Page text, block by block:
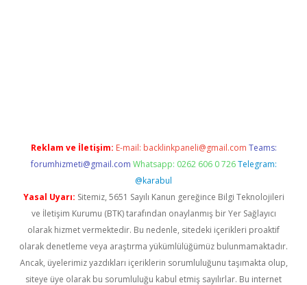
Reklam ve İletişim: E-mail: backlinkpaneli@gmail.com Teams:
forumhizmeti@gmail.com Whatsapp: 0262 606 0 726 Telegram:
@karabul
Yasal Uyarı: Sitemiz, 5651 Sayılı Kanun gereğince Bilgi Teknolojileri
ve İletişim Kurumu (BTK) tarafından onaylanmış bir Yer Sağlayıcı
olarak hizmet vermektedir. Bu nedenle, sitedeki içerikleri proaktif
olarak denetleme veya araştırma yükümlülüğümüz bulunmamaktadır.
Ancak, üyelerimiz yazdıkları içeriklerin sorumluluğunu taşımakta olup,
siteye üye olarak bu sorumluluğu kabul etmiş sayılırlar. Bu internet